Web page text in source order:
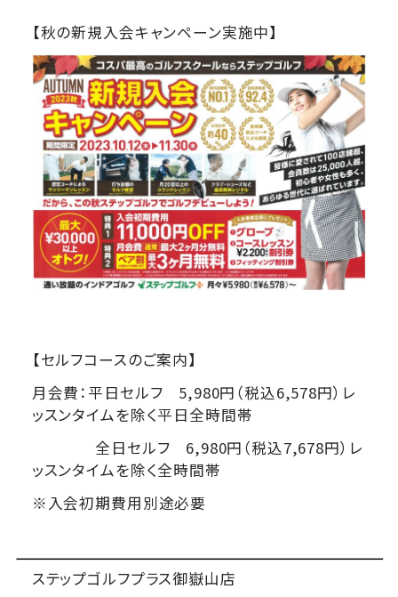
【秋の新規入会キャンペーン実施中】
【セルフコースのご案内】
月会費：平日セルフ 5,980円（税込6,578円）レ
ッスンタイムを除く平日全時間帯
全日セルフ 6,980円（税込7,678円）レ
ッスンタイムを除く全時間帯
※入会初期費用別途必要
ステップゴルフプラス御嶽山店